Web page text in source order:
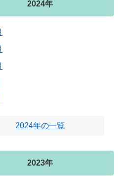
2024年
2024年の一覧
2023年